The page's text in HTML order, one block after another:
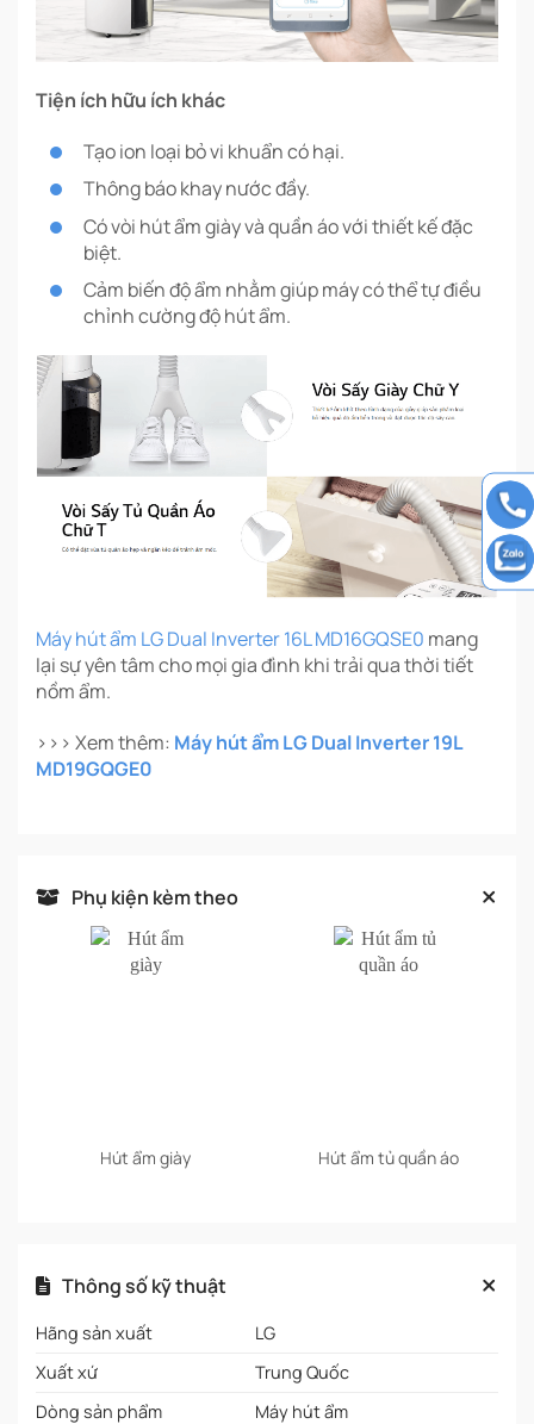
Tiện ích hữu ích khác
Tạo ion loại bỏ vi khuẩn có hại.
Thông báo khay nước đầy.
Có vòi hút ẩm giày và quần áo với thiết kế đặc
biệt.
Cảm biến độ ẩm nhằm giúp máy có thể tự điều
chỉnh cường độ hút ẩm.
Máy hút ẩm LG Dual Inverter 16L MD16GQSE0 mang
lại sự yên tâm cho mọi gia đình khi trải qua thời tiết
nồm ẩm.
>>> Xem thêm: Máy hút ẩm LG Dual Inverter 19L
MD19GQGE0
Phụ kiện kèm theo
Hút ẩm giày Hút ẩm tủ quần áo
Thông số kỹ thuật
Hãng sản xuất
LG
Xuất xứ
Trung Quốc
Dòng sản phẩm
Máy hút ẩm